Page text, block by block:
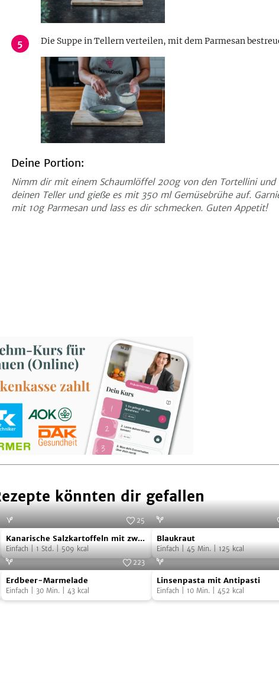
5 Die Suppe in Tellern verteilen, mit dem Parmesan
Deine Portion:
Nimm dir mit einem Schaumlöffel 200g von den Tortellini und
deinen Teller und gieße es mit 350 ml Gemüsebrühe auf.
mit 10g Parmesan und lass es dir schmecken. Guten Appetit!
könnten dir gefallen
Kanarische
Salzkartoffeln
mit
zwei
Saucen
Foto:Andreas Fahrni
25
Kanarische Salzkartoffeln mit zwei
Saucen
Einfach|1 Std.|509kcal
Blaukraut
Blaukraut
Einfach|45 Min.|125kcal
Erdbeer-
Marmelade
223
Erdbeer-Marmelade
Einfach 30 Min. 43kcal
Linsenpasta
mit
Antipasti
Foto:
Linsenpasta mit Antipasti
Einfach 10 Min. 452 kcal